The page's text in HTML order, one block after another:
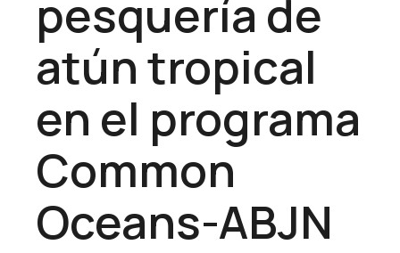
pesquería de
atún tropical
en el programa
Common
Oceans-ABJN